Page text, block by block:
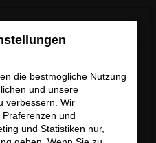
ERROR
die bestmögliche Nutzung
und unsere
verbessern. Wir
und
und Statistiken nur,
×
KGM ab dem
bei uns.
auf moderne